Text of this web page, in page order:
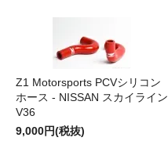
Z1 Motorsports PCVシリコン
ホース - NISSAN スカイライン
V36
9,000円(税抜)